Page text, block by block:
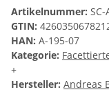
Artikelnummer:
GTIN:
HAN: A-195-07
Kategorie:
+
Hersteller: Andreas